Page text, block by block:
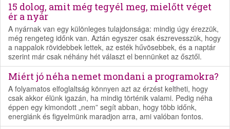
15 dolog, amit még tegyél meg, mielőtt véget
ér a nyár
A nyárnak van egy különleges tulajdonsága: mindig úgy érezzük,
még rengeteg időnk van. Aztán egyszer csak észrevesszük, hogy
a nappalok rövidebbek lettek, az esték hűvösebbek, és a naptár
szerint már csak néhány hét választ el bennünket az ősztől.
Miért jó néha nemet mondani a programokra?
A folyamatos elfoglaltság könnyen azt az érzést keltheti, hogy
csak akkor élünk igazán, ha mindig történik valami. Pedig néha
éppen egy kimondott „nem” segít abban, hogy több időnk,
energiánk és figyelmünk maradjon arra, ami valóban fontos.